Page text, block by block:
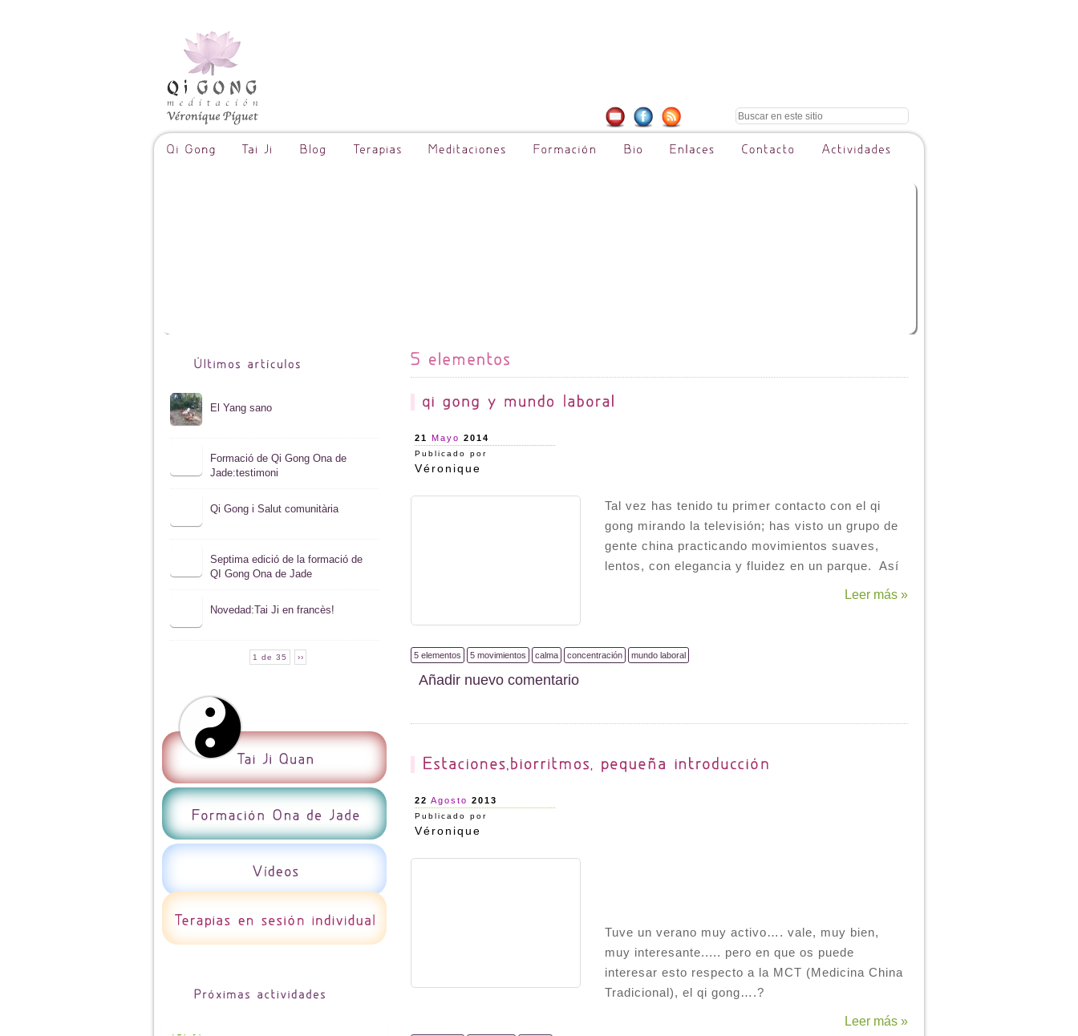
El Yang sano
Formació de Qi Gong Ona de
Jade:testimoni
Qi Gong i Salut comunitària
Septima edició de la formació de
QI Gong Ona de Jade
Novedad:Tai Ji en francès!
1 de 35 ››
21 Mayo 2014
Publicado por
Véronique
Tal vez has tenido tu primer contacto con el qi
gong mirando la televisión; has visto un grupo de
gente china practicando movimientos suaves,
lentos, con elegancia y fluidez en un parque. Así
Leer más »
5 elementos 5 movimientos calma concentración mundo laboral
Añadir nuevo comentario
22 Agosto 2013
Publicado por
Véronique
Tuve un verano muy activo…. vale, muy bien,
muy interesante..... pero en que os puede
interesar esto respecto a la MCT (Medicina China
Tradicional), el qi gong….?
Leer más »